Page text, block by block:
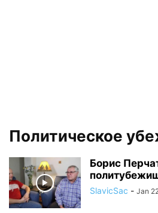
Политическое
Борис
SlavicSac - Jan